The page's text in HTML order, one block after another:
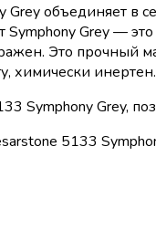
объединяет в
Grey —
Это прочный
химически инертен.
Symphony Grey,
5133